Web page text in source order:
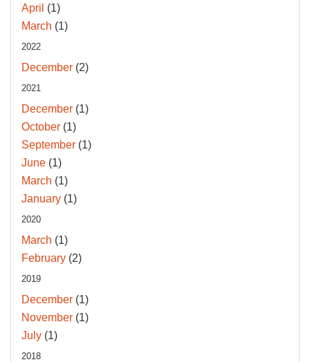
April (1)
March (1)
2022
December (2)
2021
December (1)
October (1)
September (1)
June (1)
March (1)
January (1)
2020
March (1)
February (2)
2019
December (1)
November (1)
July (1)
2018